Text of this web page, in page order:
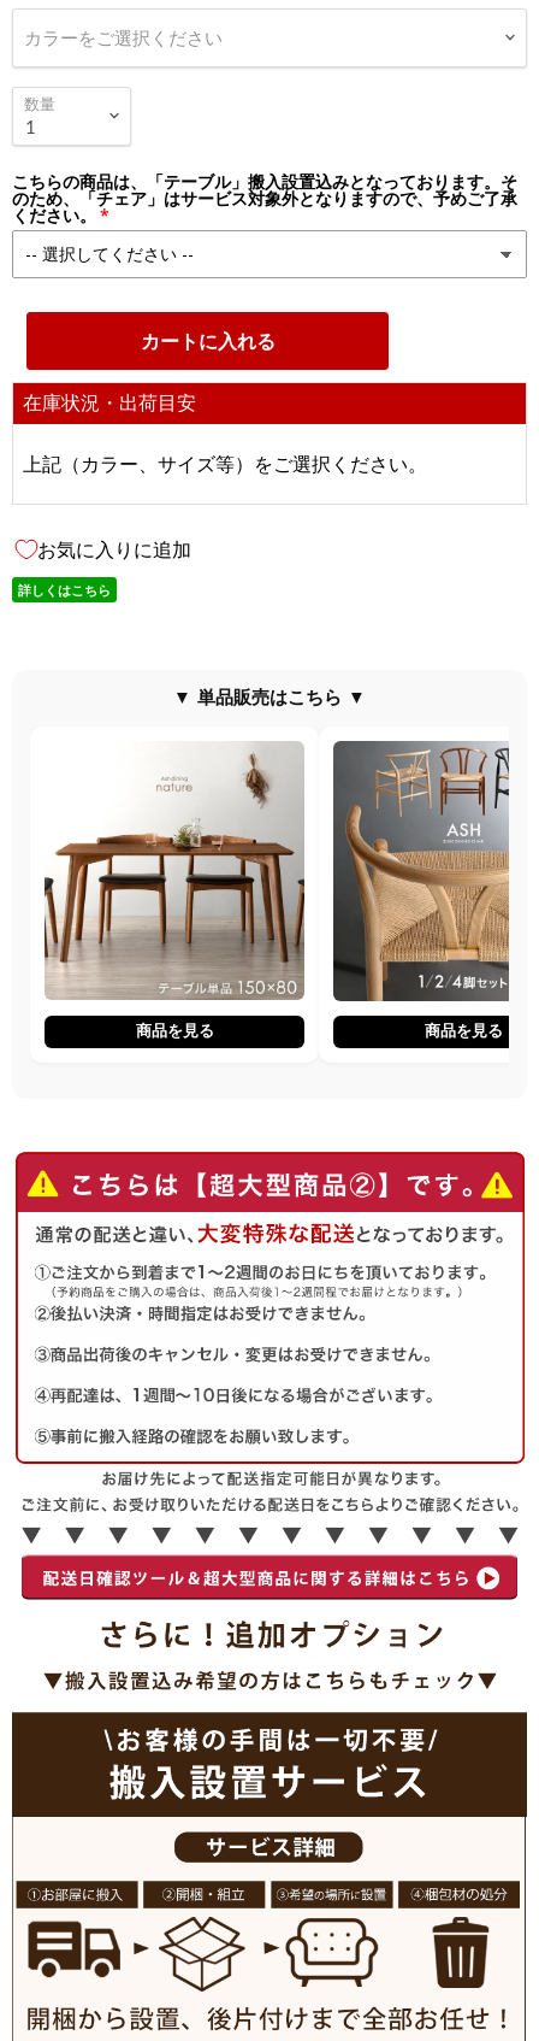
カラーをご選択ください
数量
こちらの商品は、「テーブル」搬入設置込みとなっております。そ
のため、「チェア」はサービス対象外となりますので、予めご了承
ください。
カートに入れる
在庫状況・出荷目安
上記（カラー、サイズ等）をご選択ください。
お気に入りに追加
詳しくはこちら
▼ 単品販売はこちら ▼
商品を見る 商品を見る